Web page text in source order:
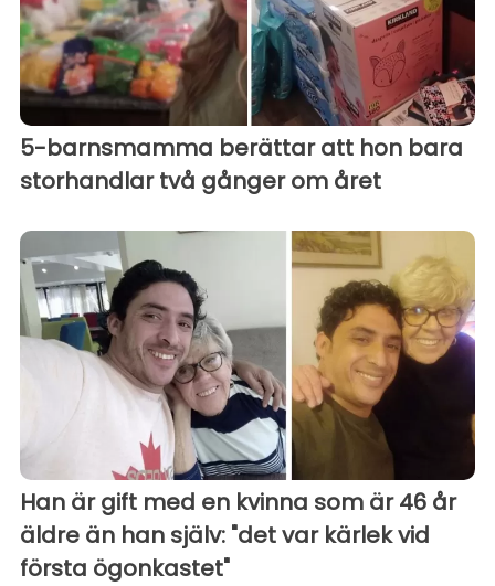
5-barnsmamma berättar att hon bara
storhandlar två gånger om året
Han är gift med en kvinna som är 46 år
äldre än han själv: "det var kärlek vid
första ögonkastet"